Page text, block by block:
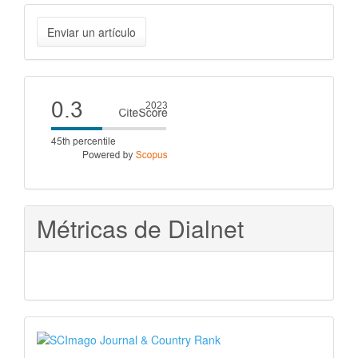
Enviar
un
artículo
Enviar un artículo
Cite
score
Métricas de Dialnet
SJR